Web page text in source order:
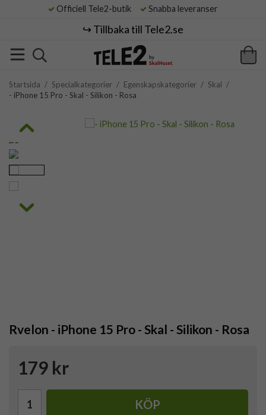
Officiell Tele2-butik Snabba leveranser
↪️ Tillbaka till Tele2.se
Startsida / Specialkategorier / Egenskapskategorier / Skal /
- iPhone 15 Pro - Skal - Silikon - Rosa
Rvelon - iPhone 15 Pro - Skal - Silikon - Rosa
179 kr
KÖP